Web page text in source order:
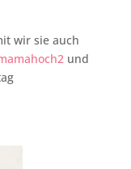
wir sie auch
und